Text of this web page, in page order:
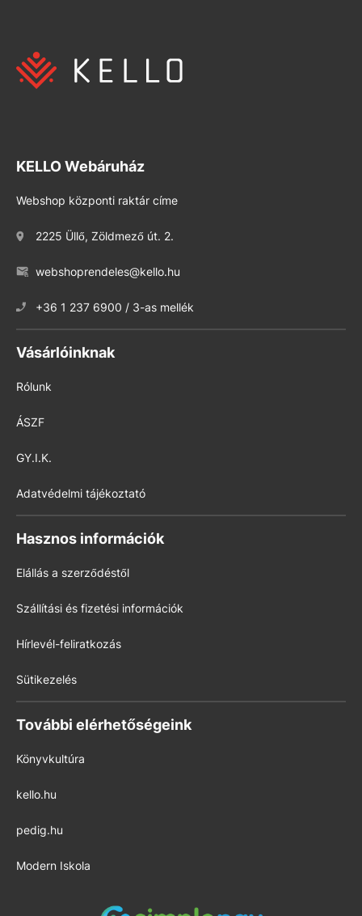
KELLO Webáruház
Webshop központi raktár címe
2225 Üllő, Zöldmező út. 2.
webshoprendeles@kello.hu
+36 1 237 6900 / 3-as mellék
Vásárlóinknak
Rólunk
ÁSZF
GY.I.K.
Adatvédelmi tájékoztató
Hasznos információk
Elállás a szerződéstől
Szállítási és fizetési információk
Hírlevél-feliratkozás
Sütikezelés
További elérhetőségeink
Könyvkultúra
kello.hu
pedig.hu
Modern Iskola